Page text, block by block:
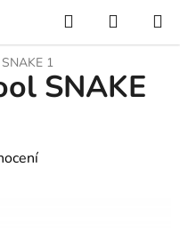
Hledat
KOŠÍK
1
SNAKE